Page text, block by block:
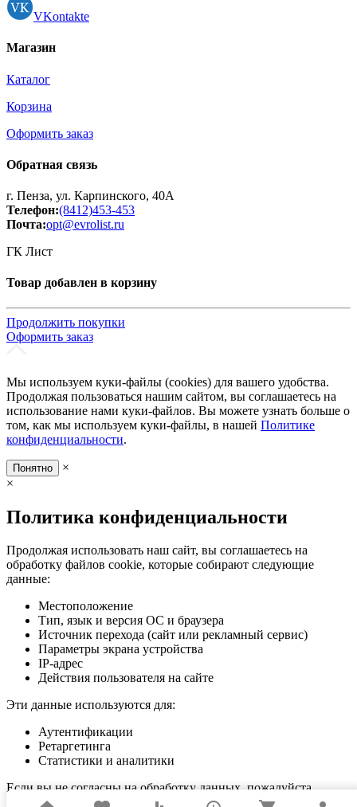
VKontakte
Магазин
Каталог
Корзина
Оформить заказ
Обратная связь
г. Пенза, ул. Карпинского, 40А
Телефон:(8412)453-453
Почта:opt@evrolist.ru
ГК Лист
Товар добавлен в корзину
Продолжить покупки
Оформить заказ
Мы используем куки-файлы (cookies) для вашего удобства.
Продолжая пользоваться нашим сайтом, вы соглашаетесь на
использование нами куки-файлов. Вы можете узнать больше о
том, как мы используем куки-файлы, в нашей Политике
конфиденциальности.
Понятно
×
×
Политика конфиденциальности
Продолжая использовать наш сайт, вы соглашаетесь на
обработку файлов cookie, которые собирают следующие
данные:
Местоположение
Тип, язык и версия ОС и браузера
Источник перехода (сайт или рекламный сервис)
Параметры экрана устройства
IP-адрес
Действия пользователя на сайте
Эти данные используются для:
Аутентификации
Ретаргетинга
Статистики и аналитики
Если вы не согласны на обработку данных, пожалуйста,
покиньте сайт.